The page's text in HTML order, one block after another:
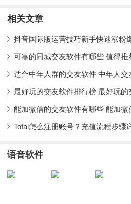
相关文章
抖音国际版运营技巧新手快速涨粉
可靠的同城交友软件有哪些 值得
适合中年人群的交友软件 中年人交
最好玩的交友软件排行榜 最好玩的
能加微信的交友软件有哪些 能加微
Tofai怎么注册账号？充值流程步骤
语音软件